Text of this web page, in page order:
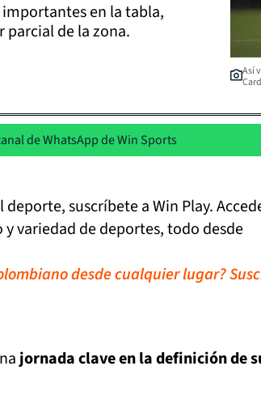
en la tabla,
parcial de la zona.
Así
de WhatsApp de Win Sports
suscríbete a Win Play.
variedad de deportes, todo desde
desde cualquier lugar?
jornada clave en la definición de